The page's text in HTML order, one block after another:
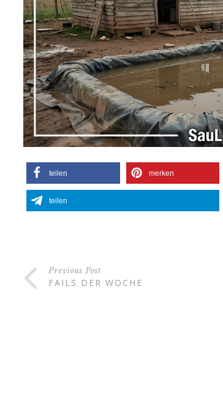
teilen merken
teilen
Previous Post
FAILS DER WOCHE